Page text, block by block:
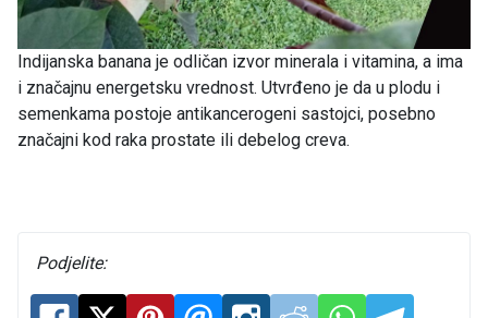
Indijanska banana je odličan izvor minerala i vitamina, a ima
i značajnu energetsku vrednost. Utvrđeno je da u plodu i
semenkama postoje antikancerogeni sastojci, posebno
značajni kod raka prostate ili debelog creva.
Podjelite: